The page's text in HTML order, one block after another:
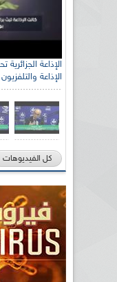
الإذاعة والتلفزيون
رئيس اللجنة
الصحراوي السيد
كل الفيديوهات